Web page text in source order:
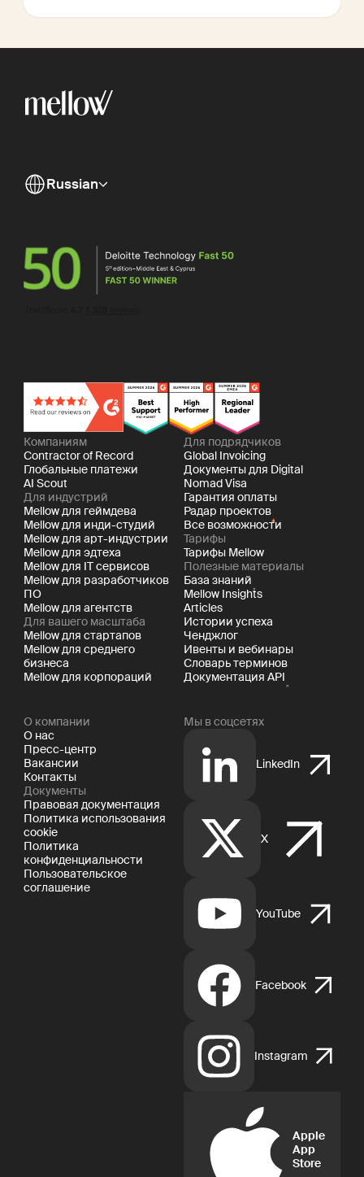
Russian
Компаниям
Contractor of Record
Глобальные платежи
AI Scout
Для индустрий
Mellow для геймдева
Mellow для инди-студий
Mellow для арт-индустрии
Mellow для эдтеха
Mellow для IT сервисов
Mellow для разработчиков
ПО
Mellow для агентств
Для вашего масштаба
Mellow для стартапов
Mellow для среднего
бизнеса
Mellow для корпораций
Для подрядчиков
Global Invoicing
Документы для Digital
Nomad Visa
Гарантия оплаты
Радар проектов
Все возможности
Тарифы
Тарифы Mellow
Полезные материалы
База знаний
Mellow Insights
Articles
Истории успеха
Ченджлог
Ивенты и вебинары
Словарь терминов
Документация API
О компании
О нас
Пресс-центр
Вакансии
Контакты
Документы
Правовая документация
Политика использования
cookie
Политика
конфиденциальности
Пользовательское
соглашение
Мы в соцсетях
LinkedIn
X
YouTube
Facebook
Instagram
Apple
App
Store